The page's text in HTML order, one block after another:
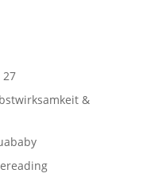
27
&